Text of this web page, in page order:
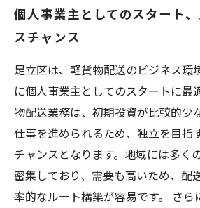
個人事業主としてのスタート
スチャンス
足立区は、軽貨物配送のビジネス環
に個人事業主としてのスタートに最
物配送業務は、初期投資が比較的少
仕事を進められるため、独立を目指
チャンスとなります。地域には多く
密集しており、需要も高いため、配
率的なルート構築が容易です。 さら